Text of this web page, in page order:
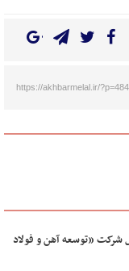
https://akhbarmelal.ir/
«توسعه آهن و فولاد